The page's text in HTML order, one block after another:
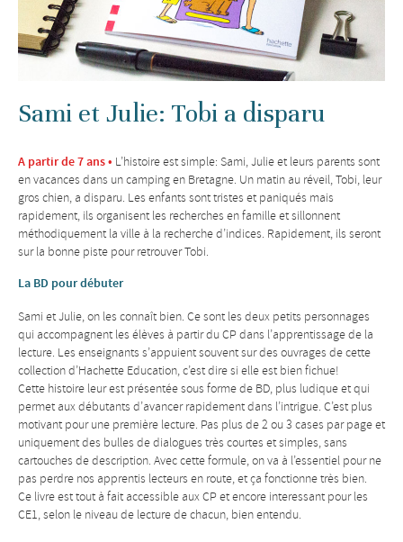
Sami et Julie: Tobi a disparu
A partir de 7 ans • L’histoire est simple: Sami, Julie et leurs parents sont
en vacances dans un camping en Bretagne. Un matin au réveil, Tobi, leur
gros chien, a disparu. Les enfants sont tristes et paniqués mais
rapidement, ils organisent les recherches en famille et sillonnent
méthodiquement la ville à la recherche d’indices. Rapidement, ils seront
sur la bonne piste pour retrouver Tobi.
La BD pour débuter
Sami et Julie, on les connaît bien. Ce sont les deux petits personnages
qui accompagnent les élèves à partir du CP dans l’apprentissage de la
lecture. Les enseignants s’appuient souvent sur des ouvrages de cette
collection d’Hachette Education, c’est dire si elle est bien fichue!
Cette histoire leur est présentée sous forme de BD, plus ludique et qui
permet aux débutants d’avancer rapidement dans l’intrigue. C’est plus
motivant pour une première lecture. Pas plus de 2 ou 3 cases par page et
uniquement des bulles de dialogues très courtes et simples, sans
cartouches de description. Avec cette formule, on va à l’essentiel pour ne
pas perdre nos apprentis lecteurs en route, et ça fonctionne très bien.
Ce livre est tout à fait accessible aux CP et encore interessant pour les
CE1, selon le niveau de lecture de chacun, bien entendu.